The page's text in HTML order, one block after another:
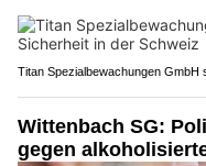
Titan Spezialbewachungen GmbH
Wittenbach SG:
gegen